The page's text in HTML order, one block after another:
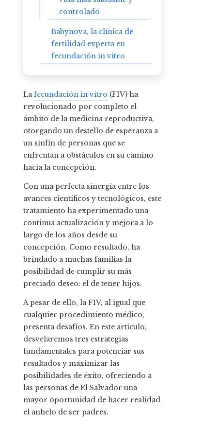
controlado
Babynova, la clínica de
fertilidad experta en
fecundación in vitro
Lafecundación in vitro (FIV) ha
revolucionado por completo el
ámbito de la medicina reproductiva,
otorgando un destello de esperanza a
un sinfín de personas que se
enfrentan a obstáculos en su camino
hacia la concepción.
Con una perfecta sinergia entre los
avances científicos y tecnológicos, este
tratamiento ha experimentado una
continua actualización y mejora a lo
largo de los años desde su
concepción. Como resultado, ha
brindado a muchas familias la
posibilidad de cumplir su más
preciado deseo: el de tener hijos.
A pesar de ello, la FIV, al igual que
cualquier procedimiento médico,
presenta desafíos. En este artículo,
desvelaremos tres estrategias
fundamentales para potenciar sus
resultados y maximizar las
posibilidades de éxito, ofreciendo a
las personas de El Salvador una
mayor oportunidad de hacer realidad
el anhelo de ser padres.